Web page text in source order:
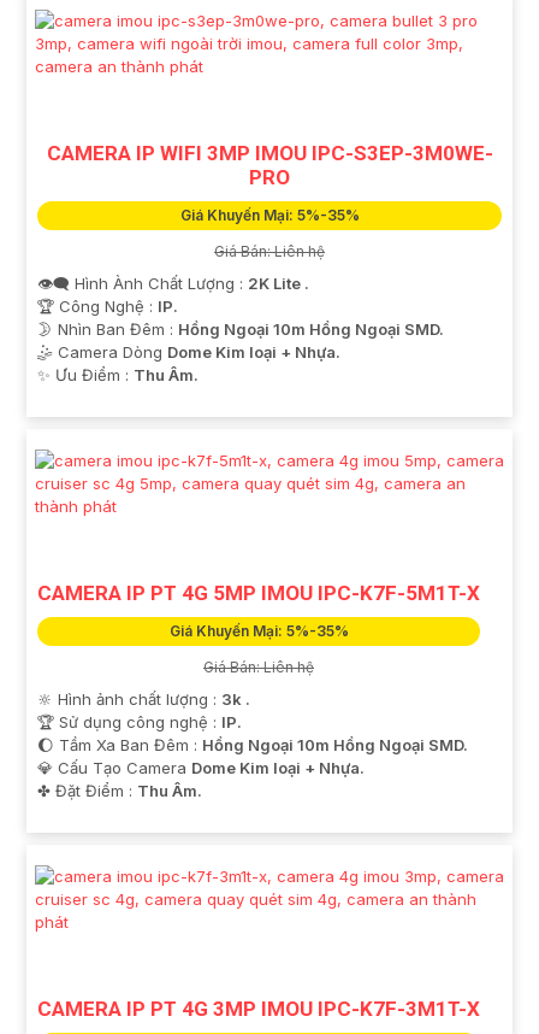
CAMERA IP WIFI 3MP IMOU IPC-S3EP-3M0WE-
PRO
Giá Khuyến Mại: 5%-35%
Giá Bán: Liên hệ
👁️‍🗨 Hình Ành Chất Lượng : 2K Lite .
🏆 Công Nghệ : IP.
🌛 Nhìn Ban Đêm : Hồng Ngoại 10m Hồng Ngoại SMD.
🤹 Camera Dòng Dome Kim loại + Nhựa.
️✨ Ưu Điểm : Thu Âm.
CAMERA IP PT 4G 5MP IMOU IPC-K7F-5M1T-X
Giá Khuyến Mại: 5%-35%
Giá Bán: Liên hệ
🔆 Hình ảnh chất lượng : 3k .
🏆 Sử dụng công nghệ : IP.
🌔 Tầm Xa Ban Đêm : Hồng Ngoại 10m Hồng Ngoại SMD.
💎 Cấu Tạo Camera Dome Kim loại + Nhựa.
️✤ Đặt Điểm : Thu Âm.
CAMERA IP PT 4G 3MP IMOU IPC-K7F-3M1T-X